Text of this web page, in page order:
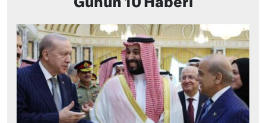
Günün 10 Haberi